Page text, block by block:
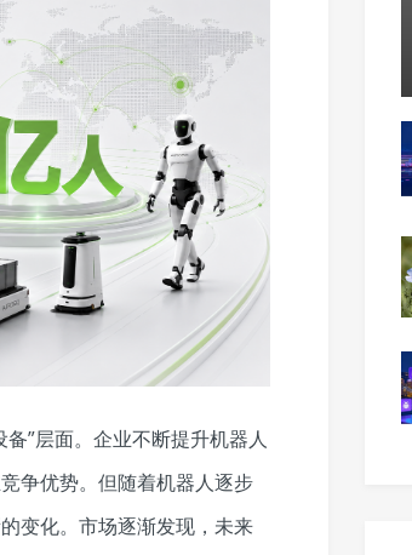
”层面。企业不断提升机器人
争优势。但随着机器人逐步
变化。市场逐渐发现，未来